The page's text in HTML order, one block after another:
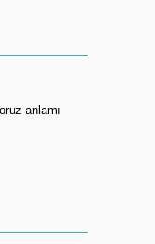
anlamı